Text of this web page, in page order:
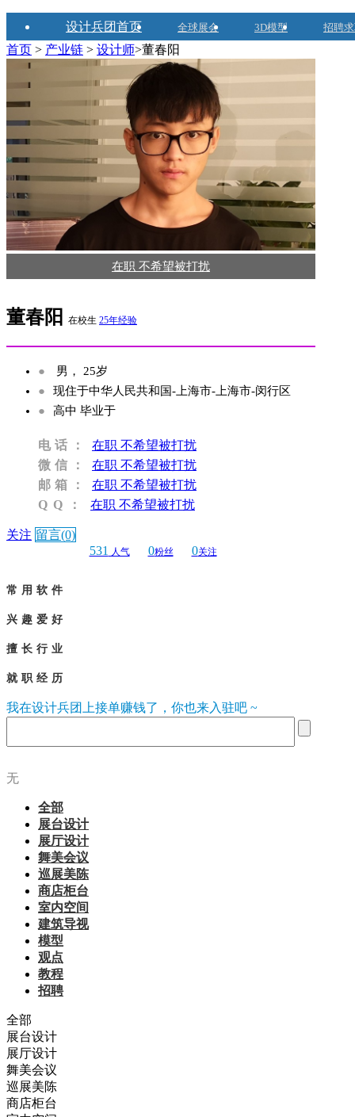
设计兵团首页 全球展会 3D模型 招聘
首页 > 产业链 > 设计师>董春阳
在职 不希望被打扰
董春阳 在校生 25年经验
●
男， 25岁
●
现住于中华人民共和国-上海市-上海市-闵行区
●
高中 毕业于
电话：
在职 不希望被打扰
微信：
在职 不希望被打扰
邮箱：
在职 不希望被打扰
QQ：
在职 不希望被打扰
关注 留言(0)
531 人气 0粉丝 0关注
常用软件
兴趣爱好
擅长行业
就职经历
我在设计兵团上接单赚钱了，你也来入驻吧 ~
无
全部
展台设计
展厅设计
舞美会议
巡展美陈
商店柜台
室内空间
建筑导视
模型
观点
教程
招聘
全部
展台设计
展厅设计
舞美会议
巡展美陈
商店柜台